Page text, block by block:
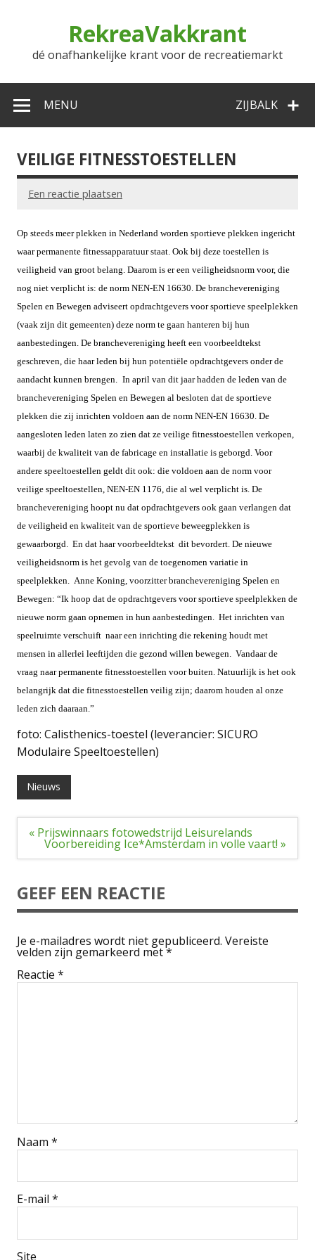
RekreaVakkrant
dé onafhankelijke krant voor de recreatiemarkt
ZIJBALK
MENU
VEILIGE FITNESSTOESTELLEN
Een reactie plaatsen
Op steeds meer plekken in Nederland worden sportieve plekken ingericht
waar permanente fitnessapparatuur staat. Ook bij deze toestellen is
veiligheid van groot belang. Daarom is er een veiligheidsnorm voor, die
nog niet verplicht is: de norm NEN-EN 16630. De branchevereniging
Spelen en Bewegen adviseert opdrachtgevers voor sportieve speelplekken
(vaak zijn dit gemeenten) deze norm te gaan hanteren bij hun
aanbestedingen. De branchevereniging heeft een voorbeeldtekst
geschreven, die haar leden bij hun potentiële opdrachtgevers onder de
aandacht kunnen brengen.
In april van dit jaar hadden de leden van de
branchevereniging Spelen en Bewegen al besloten dat de sportieve
plekken die zij inrichten voldoen aan de norm NEN-EN 16630. De
aangesloten leden laten zo zien dat ze veilige fitnesstoestellen verkopen,
waarbij de kwaliteit van de fabricage en installatie is geborgd. Voor
andere speeltoestellen geldt dit ook: die voldoen aan de norm voor
veilige speeltoestellen, NEN-EN 1176, die al wel verplicht is. De
branchevereniging hoopt nu dat opdrachtgevers ook gaan verlangen dat
de veiligheid en kwaliteit van de sportieve beweegplekken is
gewaarborgd. En dat haar voorbeeldtekst dit bevordert. De nieuwe
veiligheidsnorm is het gevolg van de toegenomen variatie in
speelplekken. Anne Koning, voorzitter branchevereniging Spelen en
Bewegen: “Ik hoop dat de opdrachtgevers voor sportieve speelplekken de
nieuwe norm gaan opnemen in hun aanbestedingen. Het inrichten van
speelruimte verschuift naar een inrichting die rekening houdt met
mensen in allerlei leeftijden die gezond willen bewegen. Vandaar de
vraag naar permanente fitnesstoestellen voor buiten. Natuurlijk is het ook
belangrijk dat die fitnesstoestellen veilig zijn; daarom houden al onze
leden zich daaraan.”
foto: Calisthenics-toestel (leverancier: SICURO
Modulaire Speeltoestellen)
Nieuws
Bericht
navigatie
« Prijswinnaars fotowedstrijd Leisurelands
Voorbereiding Ice*Amsterdam in volle vaart! »
GEEF EEN REACTIE
Je e-mailadres wordt niet gepubliceerd. Vereiste
velden zijn gemarkeerd met*
Reactie *
Naam *
E-mail *
Site